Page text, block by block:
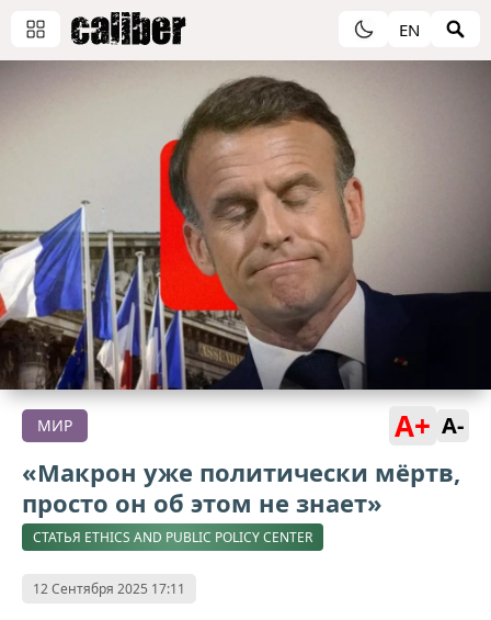
EN
МИР A+ A-
«Макрон уже политически мёртв,
просто он об этом не знает»
СТАТЬЯ ETHICS AND PUBLIC POLICY CENTER
12 Сентября 2025 17:11